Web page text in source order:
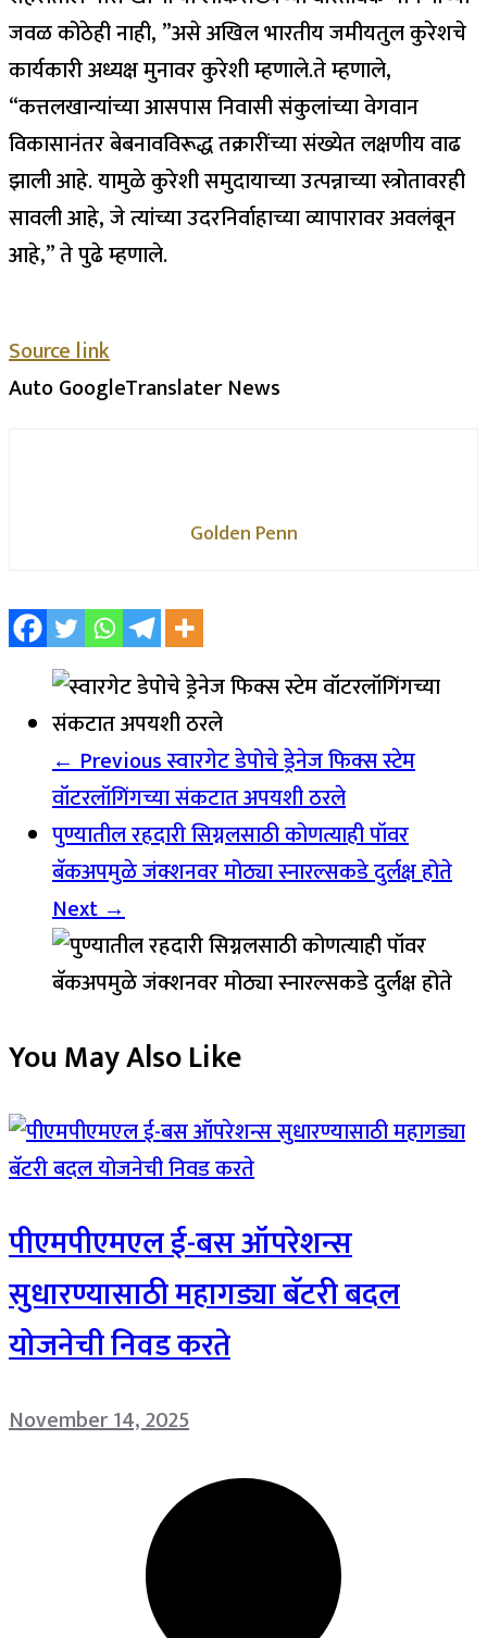
जवळ कोठेही नाही, ”असे अखिल भारतीय जमीयतुल कुरेशचे
कार्यकारी अध्यक्ष मुनावर कुरेशी म्हणाले.ते म्हणाले,
“कत्तलखान्यांच्या आसपास निवासी संकुलांच्या वेगवान
विकासानंतर बेबनावविरूद्ध तक्रारींच्या संख्येत लक्षणीय वाढ
झाली आहे. यामुळे कुरेशी समुदायाच्या उत्पन्नाच्या स्त्रोतावरही
सावली आहे, जे त्यांच्या उदरनिर्वाहाच्या व्यापारावर अवलंबून
आहे,” ते पुढे म्हणाले.
Source link
Auto GoogleTranslater News
Golden Penn
← Previousस्वारगेट डेपोचे ड्रेनेज फिक्स स्टेम
वॉटरलॉगिंगच्या संकटात अपयशी ठरले
पुण्यातील रहदारी सिग्नलसाठी कोणत्याही पॉवर
बॅकअपमुळे जंक्शनवर मोठ्या स्नारल्सकडे दुर्लक्ष होते
Next →
You May Also Like
पीएमपीएमएल ई-बस ऑपरेशन्स
सुधारण्यासाठी महागड्या बॅटरी बदल
योजनेची निवड करते
November 14, 2025